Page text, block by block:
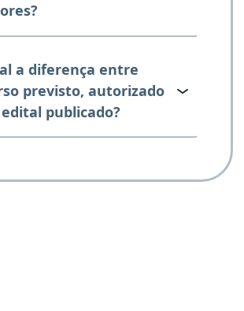
a diferença entre
previsto, autorizado
publicado?